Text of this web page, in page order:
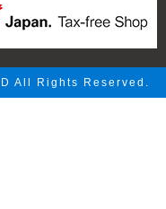
All Rights Reserved.